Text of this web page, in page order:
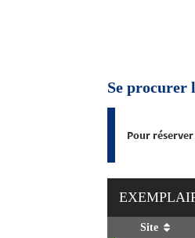
Se procurer
Pour
Site